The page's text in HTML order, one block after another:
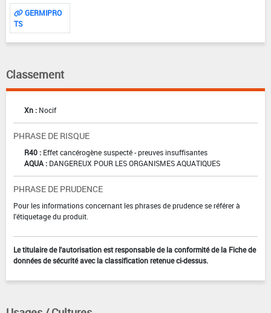
GERMIPRO
TS
Classement
Xn : Nocif
PHRASE DE RISQUE
R40 : Effet cancérogène suspecté - preuves insuffisantes
AQUA : DANGEREUX POUR LES ORGANISMES AQUATIQUES
PHRASE DE PRUDENCE
Pour les informations concernant les phrases de prudence se référer à
l'étiquetage du produit.
Le titulaire de l'autorisation est responsable de la conformité de la Fiche de
données de sécurité avec la classification retenue ci-dessus.